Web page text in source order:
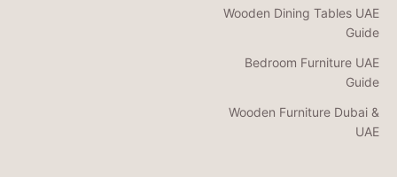
Wooden Dining Tables UAE
Guide
Bedroom Furniture UAE
Guide
Wooden Furniture Dubai &
UAE